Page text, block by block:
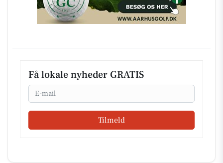
Få lokale nyheder GRATIS
Email
Tilmeld